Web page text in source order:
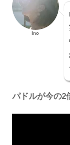
Ino
パドルが今の2